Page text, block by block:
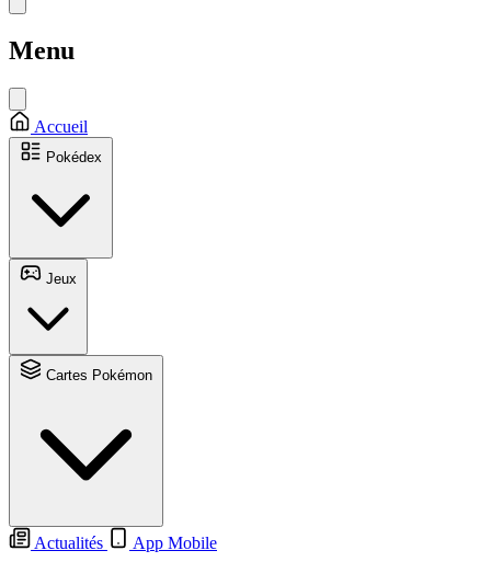
Menu
Accueil
Actualités
App Mobile